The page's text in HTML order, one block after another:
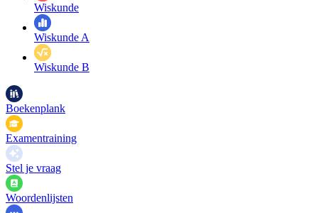
Wiskunde
Wiskunde A
Wiskunde B
Boekenplank
Examentraining
Stel je vraag
Woordenlijsten